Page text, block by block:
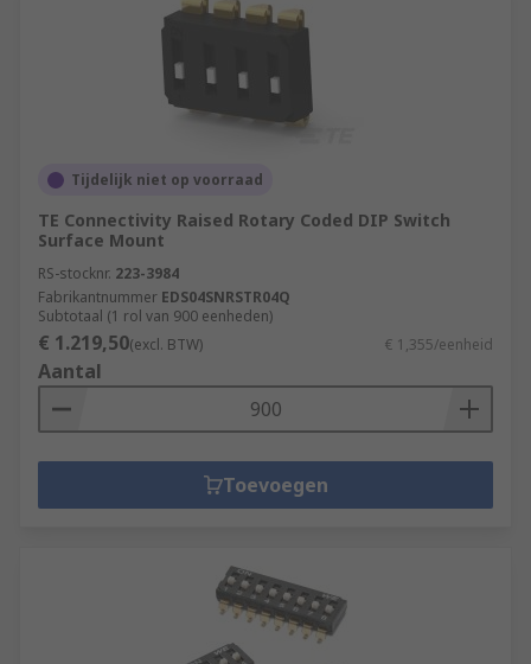
Tijdelijk niet op voorraad
TE Connectivity Raised Rotary Coded DIP Switch
Surface Mount
RS-stocknr. 223-3984
Fabrikantnummer EDS04SNRSTR04Q
Subtotaal (1 rol van 900 eenheden)
€ 1.219,50(excl. BTW) € 1,355/eenheid
Aantal
Toevoegen